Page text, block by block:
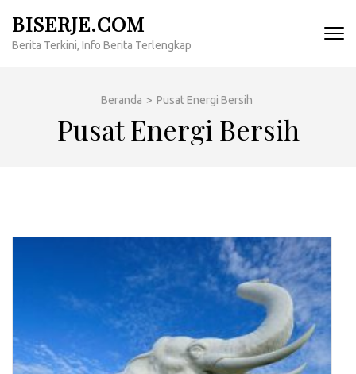
konten
BISERJE.COM
Berita Terkini, Info Berita Terlengkap
Beranda > Pusat Energi Bersih
Pusat Energi Bersih